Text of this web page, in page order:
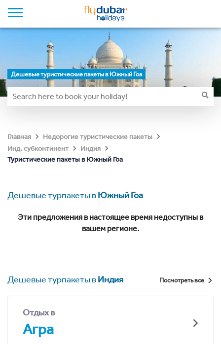
Дешевые туристические пакеты в Южный Гоа
Главная
Недорогие туристические пакеты
Инд. субконтинент
Индия
Туристические пакеты в Южный Гоа
Дешевые турпакеты вЮжный Гоа
Эти предложения в настоящее время недоступны в
вашем регионе.
Дешевые турпакеты вИндия Посмотреть все
Отдых в
Агра